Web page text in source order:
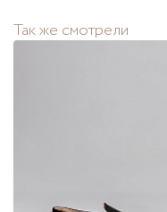
Так же смотрели